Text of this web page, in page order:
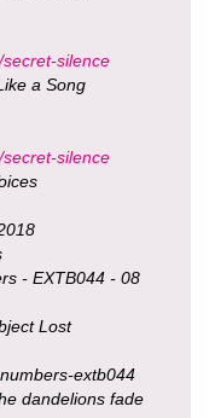
silence
a Song
silence
- EXTB044 - 08
Lost
extb044
dandelions fade